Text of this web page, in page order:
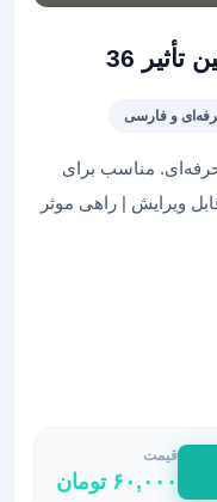
36
مناسب برای
ویرایش | راهی موثر
قیمت
۶۰,۰۰۰ تومان